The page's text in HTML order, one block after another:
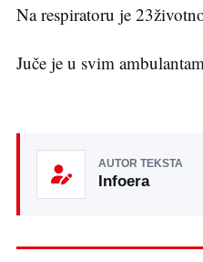
Na respiratoru je
Juče je u svim
AUTOR TEKSTA
Infoera